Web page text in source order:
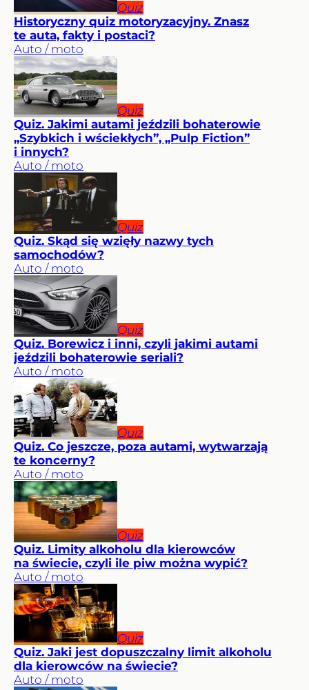
Quiz
Historyczny quiz motoryzacyjny. Znasz
te auta, fakty i postaci?
Auto / moto
Quiz
Quiz. Jakimi autami jeździli bohaterowie
„Szybkich i wściekłych”, „Pulp Fiction”
i innych?
Auto / moto
Quiz
Quiz. Skąd się wzięły nazwy tych
samochodów?
Auto / moto
Quiz
Quiz. Borewicz i inni, czyli jakimi autami
jeździli bohaterowie seriali?
Auto / moto
Quiz
Quiz. Co jeszcze, poza autami, wytwarzają
te koncerny?
Auto / moto
Quiz
Quiz. Limity alkoholu dla kierowców
na świecie, czyli ile piw można wypić?
Auto / moto
Quiz
Quiz. Jaki jest dopuszczalny limit alkoholu
dla kierowców na świecie?
Auto / moto